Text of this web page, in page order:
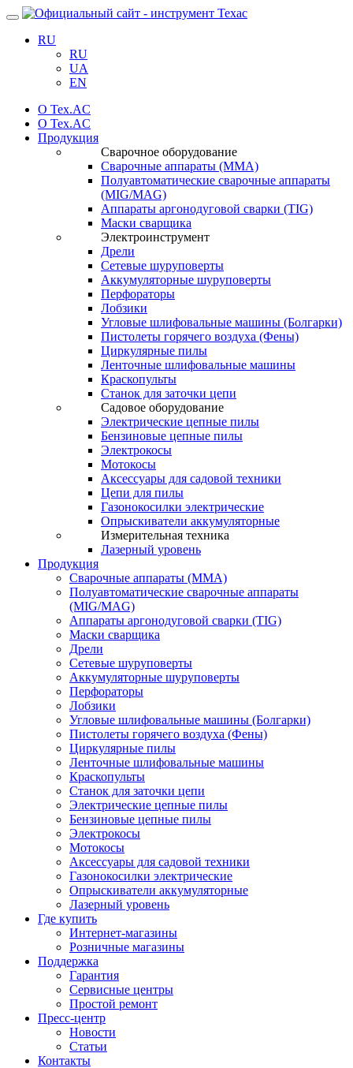
Навигация
RU
RU
UA
EN
О Tex.AC
О Tex.AC
Продукция
Сварочное оборудование
Сварочные аппараты (ММА)
Полуавтоматические сварочные аппараты
(MIG/MAG)
Аппараты аргонодуговой сварки (TIG)
Маски сварщика
Электроинструмент
Дрели
Сетевые шуруповерты
Аккумуляторные шуруповерты
Перфораторы
Лобзики
Угловые шлифовальные машины (Болгарки)
Пистолеты горячего воздуха (Фены)
Циркулярные пилы
Ленточные шлифовальные машины
Краскопульты
Станок для заточки цепи
Садовое оборудование
Электрические цепные пилы
Бензиновые цепные пилы
Электрокосы
Мотокосы
Аксессуары для садовой техники
Цепи для пилы
Газонокосилки электрические
Опрыскиватели аккумуляторные
Измерительная техника
Лазерный уровень
Продукция
Сварочные аппараты (ММА)
Полуавтоматические сварочные аппараты
(MIG/MAG)
Аппараты аргонодуговой сварки (TIG)
Маски сварщика
Дрели
Сетевые шуруповерты
Аккумуляторные шуруповерты
Перфораторы
Лобзики
Угловые шлифовальные машины (Болгарки)
Пистолеты горячего воздуха (Фены)
Циркулярные пилы
Ленточные шлифовальные машины
Краскопульты
Станок для заточки цепи
Электрические цепные пилы
Бензиновые цепные пилы
Электрокосы
Мотокосы
Аксессуары для садовой техники
Газонокосилки электрические
Опрыскиватели аккумуляторные
Лазерный уровень
Где купить
Интернет-магазины
Розничные магазины
Поддержка
Гарантия
Сервисные центры
Простой ремонт
Пресс-центр
Новости
Статьи
Контакты